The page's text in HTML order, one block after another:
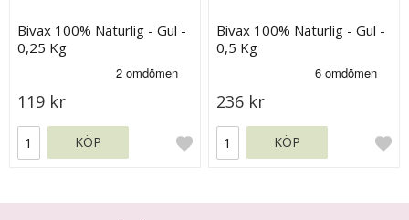
Bivax 100% Naturlig - Gul -
0,25 Kg
119 kr
KÖP
Bivax 100% Naturlig - Gul -
0,5 Kg
236 kr
KÖP